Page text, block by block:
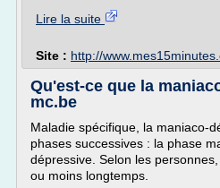
Lire la suite
Site : http://
Qu'est-ce que la
mc.be
Maladie spécifique, la maniaco-
phases successives : la phase
dépressive. Selon les
ou moins longtemps.